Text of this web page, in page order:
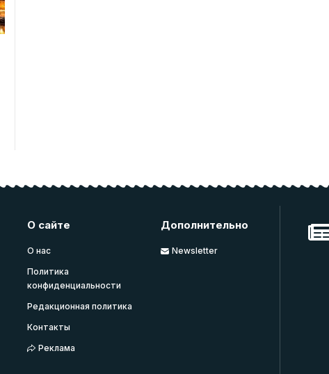
О сайте
О нас
Политика
конфиденциальности
Редакционная политика
Контакты
Реклама
Дополнительно
Newsletter